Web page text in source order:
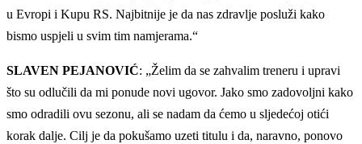
u Evropi i Kupu RS. Najbitnije je da nas zdravlje posluži kako
bismo uspjeli u svim tim namjerama.“
SLAVEN PEJANOVIĆ: „Želim da se zahvalim treneru i upravi
što su odlučili da mi ponude novi ugovor. Jako smo zadovoljni kako
smo odradili ovu sezonu, ali se nadam da ćemo u sljedećoj otići
korak dalje. Cilj je da pokušamo uzeti titulu i da, naravno, ponovo